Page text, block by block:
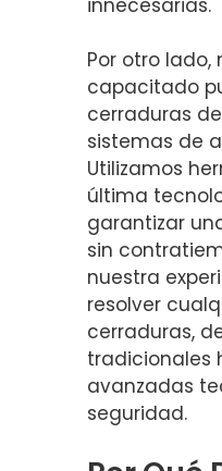
Por otro lado,
capacitado
cerraduras
sistemas de
Utilizamos
última
garantizar
sin
nuestra
resolver
cerraduras,
tradicionales
avanzadas
seguridad.